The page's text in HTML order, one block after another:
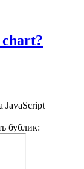
chart?
JavaScript
бублик: